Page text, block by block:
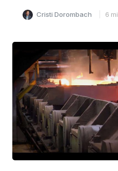
Cristi Dorombach 6